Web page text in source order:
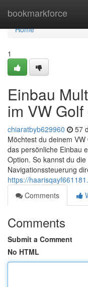
bookmarkforce
Home
Home
1
Einbau
im VW Golf
chiaratbyb629960 57
Möchtest du deinem
das persönliche Einbau
Option. So kannst du
Navigationssteuerung
https://
Comments
Comments
Submit a Comment
No HTML